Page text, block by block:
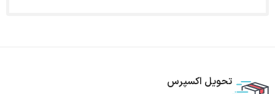
تحویل اکسپرس